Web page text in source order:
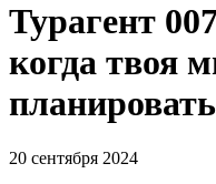
Турагент
когда твоя
20 сентября 2024